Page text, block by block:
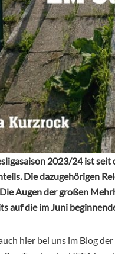
2023/24 ist seit
Die dazugehörigen
Augen der großen
auf die im Juni
hier bei uns im Blog